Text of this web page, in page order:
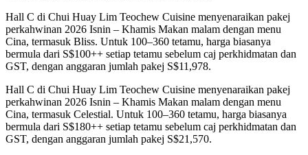
Hall C di Chui Huay Lim Teochew Cuisine menyenaraikan pakej
perkahwinan 2026 Isnin – Khamis Makan malam dengan menu
Cina, termasuk Bliss. Untuk 100–360 tetamu, harga biasanya
bermula dari S$100++ setiap tetamu sebelum caj perkhidmatan dan
GST, dengan anggaran jumlah pakej S$11,978.
Hall C di Chui Huay Lim Teochew Cuisine menyenaraikan pakej
perkahwinan 2026 Isnin – Khamis Makan malam dengan menu
Cina, termasuk Celestial. Untuk 100–360 tetamu, harga biasanya
bermula dari S$180++ setiap tetamu sebelum caj perkhidmatan dan
GST, dengan anggaran jumlah pakej S$21,570.